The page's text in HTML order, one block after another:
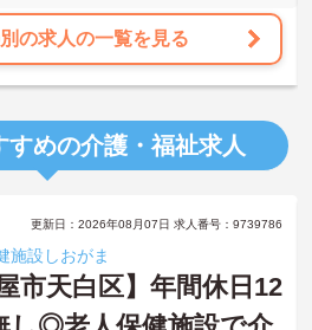
の求人の一覧を見る
すめの介護・福祉求人
更新日：2026年08月07日 求人番号：9739786
設しおがま
市天白区】年間休日12